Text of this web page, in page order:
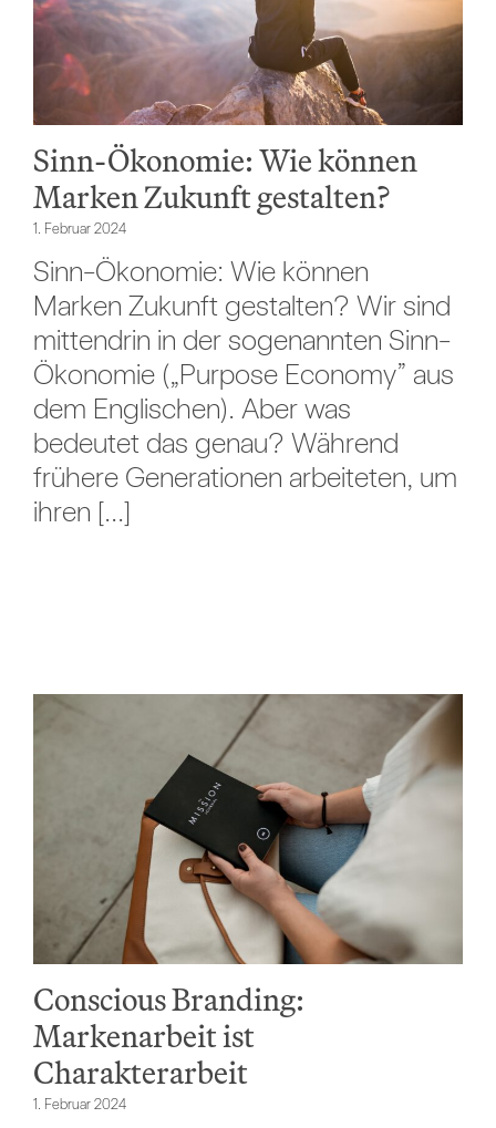
Sinn-Ökonomie: Wie können
Marken Zukunft gestalten?
1. Februar 2024
Sinn-Ökonomie: Wie können
Marken Zukunft gestalten? Wir sind
mittendrin in der sogenannten Sinn-
Ökonomie („Purpose Economy” aus
dem Englischen). Aber was
bedeutet das genau? Während
frühere Generationen arbeiteten, um
ihren [...]
Conscious Branding:
Markenarbeit ist
Charakterarbeit
1. Februar 2024